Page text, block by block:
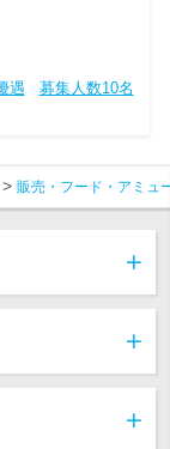
遇
募集人数10名
販売・フード・アミュ